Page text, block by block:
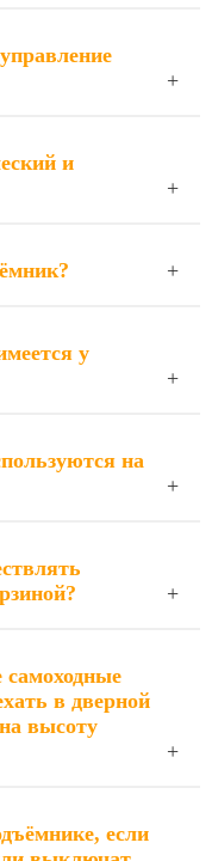
и
у
на
в дверной
высоту
если